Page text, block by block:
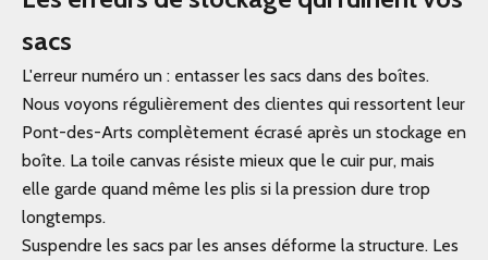
sacs
L'erreur numéro un : entasser les sacs dans des boîtes.
Nous voyons régulièrement des clientes qui ressortent leur
Pont-des-Arts complètement écrasé après un stockage en
boîte. La toile canvas résiste mieux que le cuir pur, mais
elle garde quand même les plis si la pression dure trop
longtemps.
Suspendre les sacs par les anses déforme la structure. Les